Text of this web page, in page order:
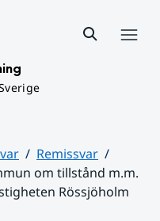
Remissvar
om tillstånd m.m.
Rössjöholm